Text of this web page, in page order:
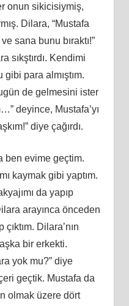
onun sikicisiymiş,
Dilara, “Mustafa
sana bunu bıraktı!”
sıkştırdı. Kendimi
para almıştım.
de gelmesini ister
deyince, Mustafa’yı
diye çağırdı.
ben evime geçtim.
kaymak gibi yaptım.
da yapıp
arayınca önceden
çıktım. Dilara’nın
bir erkekti.
yok mu?” diye
geçtik. Mustafa da
olmak üzere dört